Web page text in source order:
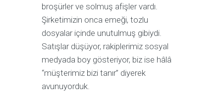
broşürler ve solmuş afişler vardı.
Şirketimizin onca emeği, tozlu
dosyalar içinde unutulmuş gibiydi.
Satışlar düşüyor, rakiplerimiz sosyal
medyada boy gösteriyor, biz ise hâlâ
“müşterimiz bizi tanır” diyerek
avunuyorduk.